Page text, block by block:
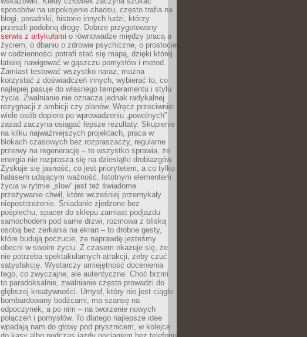
sposobów na uspokojenie chaosu, często trafia na
blogi, poradniki, historie innych ludzi, którzy
przeszli podobną drogę. Dobrze przygotowany
serwis z artykułami o równowadze między pracą a
życiem, o dbaniu o zdrowie psychiczne, o prostocie
w codzienności potrafi stać się mapą, dzięki której
łatwiej nawigować w gąszczu pomysłów i metod.
Zamiast testować wszystko naraz, można
korzystać z doświadczeń innych, wybierać to, co
najlepiej pasuje do własnego temperamentu i stylu
życia. Zwalnianie nie oznacza jednak radykalnej
rezygnacji z ambicji czy planów. Wręcz przeciwnie:
wiele osób dopiero po wprowadzeniu „powolnych”
zasad zaczyna osiągać lepsze rezultaty. Skupienie
na kilku najważniejszych projektach, praca w
blokach czasowych bez rozpraszaczy, regularne
przerwy na regenerację – to wszystko sprawia, że
energia nie rozprasza się na dziesiątki drobiazgów.
Zyskuje się jasność, co jest priorytetem, a co tylko
hałasem udającym ważność. Istotnym elementem
życia w rytmie „slow” jest też świadome
przeżywanie chwil, które wcześniej przemykały
niepostrzeżenie. Śniadanie zjedzone bez
pośpiechu, spacer do sklepu zamiast podjazdu
samochodem pod same drzwi, rozmowa z bliską
osobą bez zerkania na ekran – to drobne gesty,
które budują poczucie, że naprawdę jesteśmy
obecni w swoim życiu. Z czasem okazuje się, że
nie potrzeba spektakularnych atrakcji, żeby czuć
satysfakcję. Wystarczy umiejętność docenienia
tego, co zwyczajne, ale autentyczne. Choć brzmi
to paradoksalnie, zwalnianie często prowadzi do
głębszej kreatywności. Umysł, który nie jest ciągle
bombardowany bodźcami, ma szansę na
odpoczynek, a po nim – na tworzenie nowych
połączeń i pomysłów. To dlatego najlepsze idee
wpadają nam do głowy pod prysznicem, w kolejce